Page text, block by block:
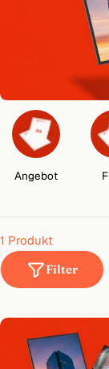
:
Angebot
1 Produkt
Filter